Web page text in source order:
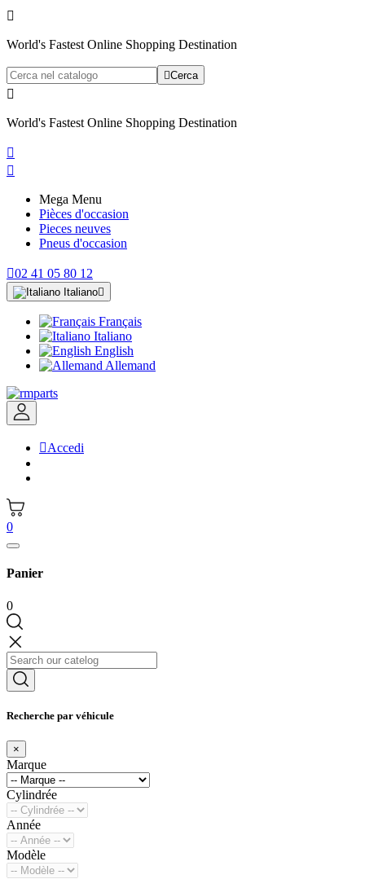

World's Fastest Online Shopping Destination
Cerca

World's Fastest Online Shopping Destination


Mega Menu
Pièces d'occasion
Pieces neuves
Pneus d'occasion
02 41 05 80 12
Italiano
Français
Italiano
English
Allemand
Accedi
0
Panier
0
Recherche par véhicule
×
Marque
Cylindrée
Année
Modèle